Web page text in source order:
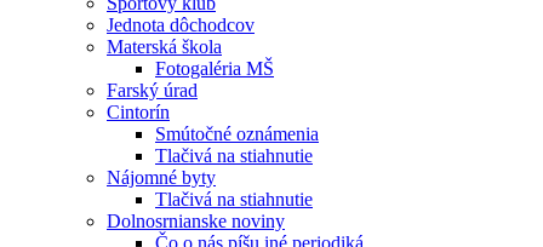
Jednota dôchodcov
Materská škola
Fotogaléria MŠ
Farský úrad
Cintorín
Smútočné oznámenia
Tlačivá na stiahnutie
Nájomné byty
Tlačivá na stiahnutie
Dolnosrnianske noviny
Čo o nás píšu iné periodiká